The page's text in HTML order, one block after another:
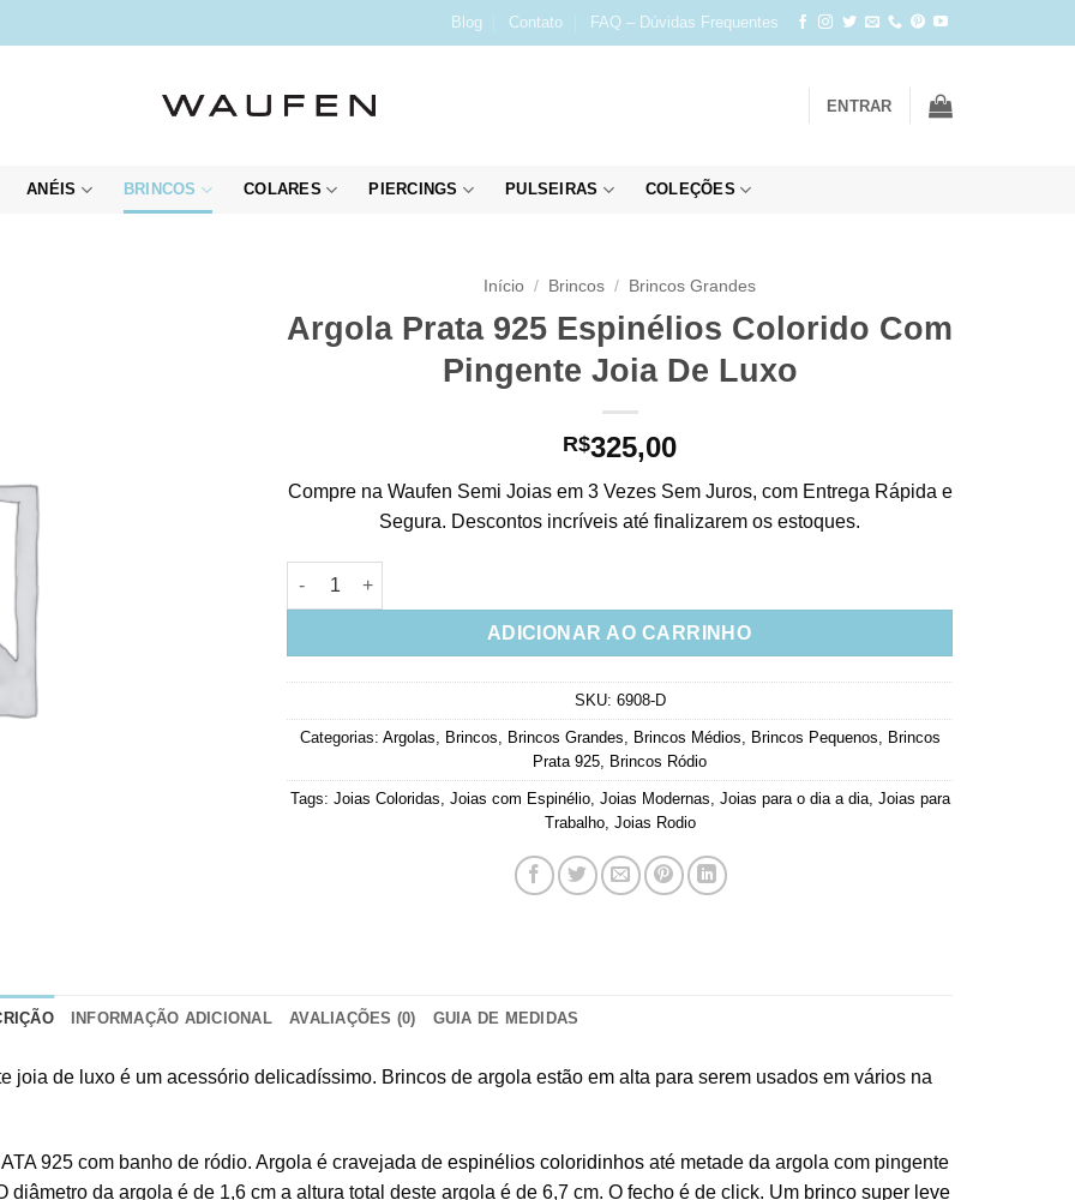
Blog Contato FAQ – Dúvidas Frequentes
ENTRAR
ANÉIS BRINCOS COLARES PIERCINGS PULSEIRAS COLEÇÕES
Início / Brincos / Brincos Grandes
Argola Prata 925 Espinélios Colorido Com
Pingente Joia De Luxo
R$325,00
Compre na Waufen Semi Joias em 3 Vezes Sem Juros, com Entrega Rápida e
Segura. Descontos incríveis até finalizarem os estoques.
Argola Prata 925 Espinélios Colorido Com Pingente Joia De Luxo quantidade
ADICIONAR AO CARRINHO
SKU: 6908-D
Categorias: Argolas Brincos Brincos Grandes Brincos Médios Brincos Pequenos
Brincos
Prata 925 Brincos Ródio
Tags: Joias Coloridas Joias com Espinélio, Joias Modernas Joias para o dia a dia, Joias para
Trabalho, Joias Rodio
INFORMAÇÃO ADICIONAL AVALIAÇÕES (0) GUIA DE MEDIDAS
joia de luxo é um acessório delicadíssimo. Brincos de argola estão em alta para serem usados em vários na
925 com banho de ródio. Argola é cravejada de espinélios coloridinhos até metade da argola com pingente
diâmetro da argola é de 1,6 cm a altura total deste argola é de 6,7 cm. O fecho é de click. Um brinco super leve